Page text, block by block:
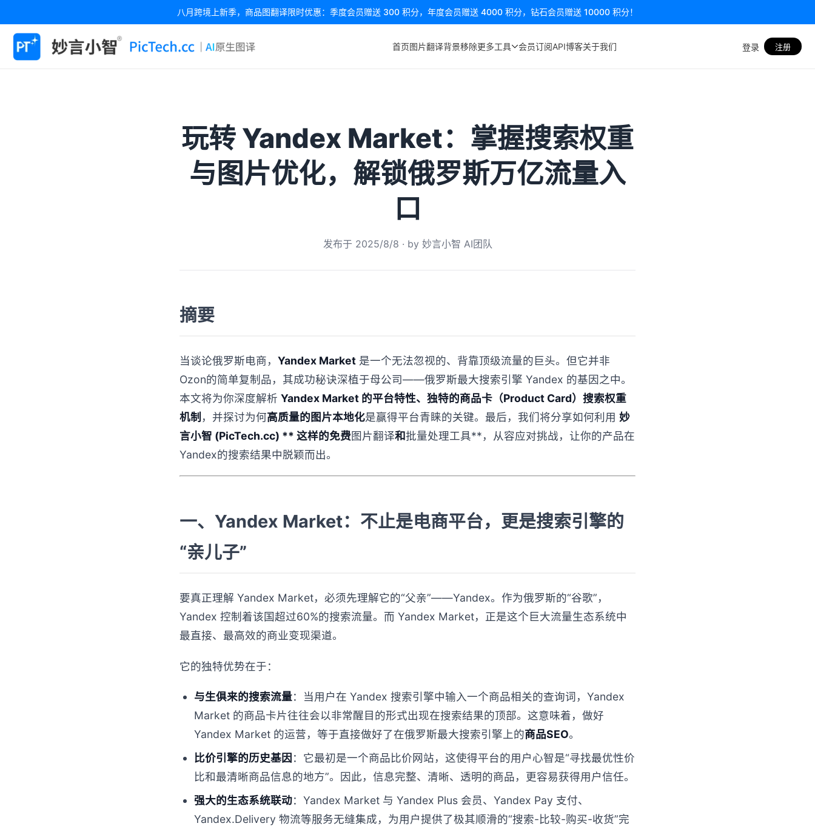
八月跨境上新季，商品图翻译限时优惠：季度会员赠送 300 积分，年度会员赠送 4000 积分，钻石会员赠送 10000 积分！
首页图片翻译背景移除更多工具 会员订阅API博客关于我们 登录 注册
玩转 Yandex Market：掌握搜索权重
与图片优化，解锁俄罗斯万亿流量入
口
发布于 2025/8/8 · by 妙言小智 AI团队
摘要
当谈论俄罗斯电商， Yandex Market 是一个无法忽视的、背靠顶级流量的巨头。但它并非
Ozon的简单复制品，其成功秘诀深植于母公司——俄罗斯最大搜索引擎 Yandex 的基因之中。
本文将为你深度解析 Yandex Market 的平台特性、独特的商品卡（Product Card）搜索权重
机制 ，并探讨为何高质量的图片本地化是赢得平台青睐的关键。最后，我们将分享如何利用 妙
言小智 (PicTech.cc) ** 这样的免费图片翻译和批量处理工具**，从容应对挑战，让你的产品在
Yandex的搜索结果中脱颖而出。
一、Yandex Market：不止是电商平台，更是搜索引擎的
“亲儿子”
要真正理解 Yandex Market，必须先理解它的“父亲”——Yandex。作为俄罗斯的“谷歌”，
Yandex 控制着该国超过60%的搜索流量。而 Yandex Market，正是这个巨大流量生态系统中
最直接、最高效的商业变现渠道。
它的独特优势在于：
与生俱来的搜索流量：当用户在 Yandex 搜索引擎中输入一个商品相关的查询词，Yandex
Market 的商品卡片往往会以非常醒目的形式出现在搜索结果的顶部。这意味着，做好
Yandex Market 的运营，等于直接做好了在俄罗斯最大搜索引擎上的商品SEO。
比价引擎的历史基因：它最初是一个商品比价网站，这使得平台的用户心智是“寻找最优性价
比和最清晰商品信息的地方”。因此，信息完整、清晰、透明的商品，更容易获得用户信任。
强大的生态系统联动：Yandex Market 与 Yandex Plus 会员、Yandex Pay 支付、
Yandex.Delivery 物流等服务无缝集成，为用户提供了极其顺滑的“搜索-比较-购买-收货”完